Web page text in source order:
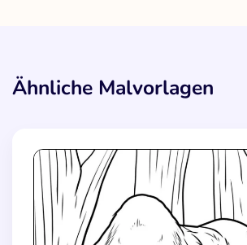
Ähnliche Malvorlagen